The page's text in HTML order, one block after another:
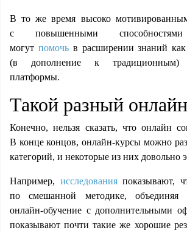
В то же время высоко
с повышенными способностями
могут помочьв расширении знаний как
(в дополнение к традиционным)
платформы.
Такой разный онлайн
Конечно, нельзя сказать, что онлайн
В конце концов, онлайн-курсы можно
категорий, и некоторые из них довольно
Например, исследованияпоказывают,
по смешанной методике, объединяя
онлайн-обучение с дополнительными
показывают почти такие же хорошие